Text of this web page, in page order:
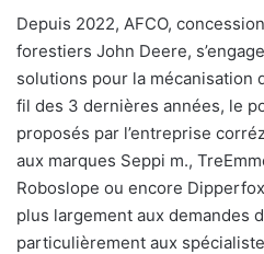
Depuis 2022, AFCO,
forestiers John Deere,
solutions pour la mécanisation
fil des 3 dernières années, le
proposés par l’entreprise
aux marques Seppi m.,
Roboslope ou encore
plus largement aux demandes
particulièrement aux